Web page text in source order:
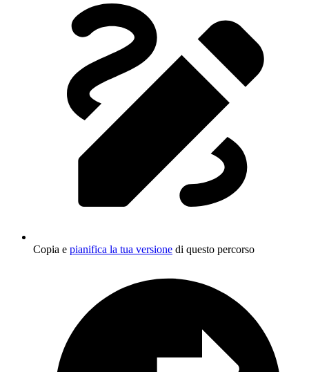
Copia e pianifica la tua versione di questo percorso